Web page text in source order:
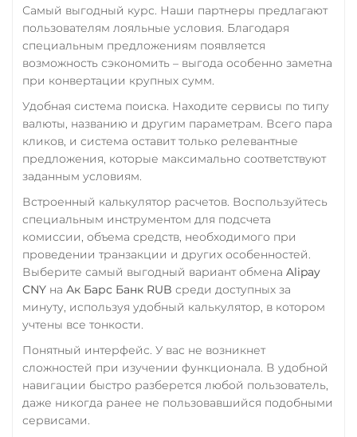
Wrapped Ethereum (WETH)
ERC20 AVAXC
BASE
CRO
RONIN
Zcash (ZEC)
RUB USD EUR
Тинькофф
RUB QR RUB
Фридом Банк KZT
Центр Кредит KZT
Самый выгодный курс. Наши партнеры предлагают
пользователям лояльные условия. Благодаря
специальным предложениям появляется
возможность сэкономить – выгода особенно заметна
при конвертации крупных сумм.
Удобная система поиска. Находите сервисы по типу
валюты, названию и другим параметрам. Всего пара
кликов, и система оставит только релевантные
предложения, которые максимально соответствуют
заданным условиям.
Встроенный калькулятор расчетов. Воспользуйтесь
специальным инструментом для подсчета
комиссии, объема средств, необходимого при
проведении транзакции и других особенностей.
Выберите самый выгодный вариант обмена Alipay
CNY на Ак Барс Банк RUB среди доступных за
минуту, используя удобный калькулятор, в котором
учтены все тонкости.
Понятный интерфейс. У вас не возникнет
сложностей при изучении функционала. В удобной
навигации быстро разберется любой пользователь,
даже никогда ранее не пользовавшийся подобными
сервисами.